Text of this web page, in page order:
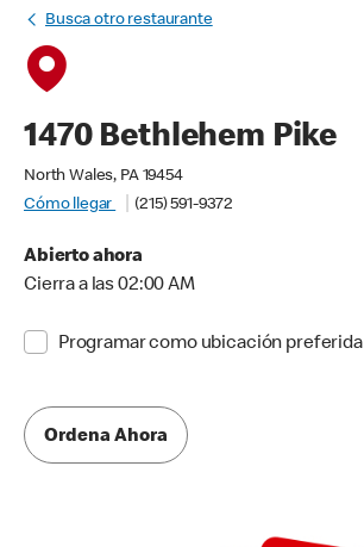
Busca otro restaurante
1470 Bethlehem Pike
North Wales, PA 19454
Cómo llegar
(215) 591-9372
Abierto ahora
Cierra a las 02:00 AM
Programar como ubicación preferida
Ordena Ahora